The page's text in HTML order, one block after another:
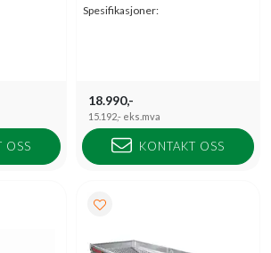
OSS
Spesifikasjoner:
18.990,-
15.192,- eks.mva
KONTAKT OSS